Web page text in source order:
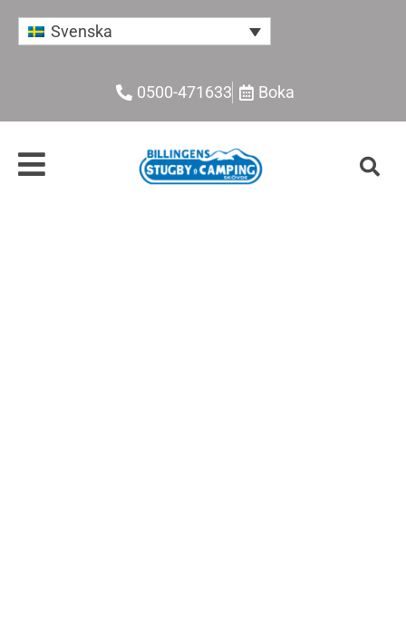
Svenska
0500-471633 Boka